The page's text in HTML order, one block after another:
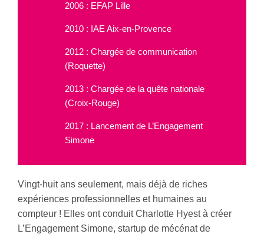
2006 : EFAP Lille
2010 : IAE Aix-en-Provence
2012 : Chargée de communication
(Roquette)
2013 : Chargée de la quête nationale
(Croix-Rouge)
2017 : Lancement de L’Engagement
Simone
Vingt-huit ans seulement, mais déjà de riches
expériences professionnelles et humaines au
compteur ! Elles ont conduit Charlotte Hyest à créer
L’Engagement Simone, startup de mécénat de